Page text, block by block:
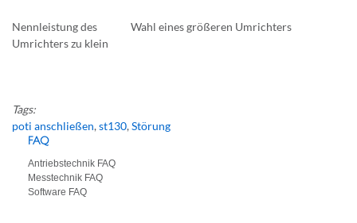
Nennleistung des
Umrichters zu klein
Wahl eines größeren Umrichters
Tags:
poti anschließen,st130,Störung
FAQ
Antriebstechnik FAQ
Messtechnik FAQ
Software FAQ